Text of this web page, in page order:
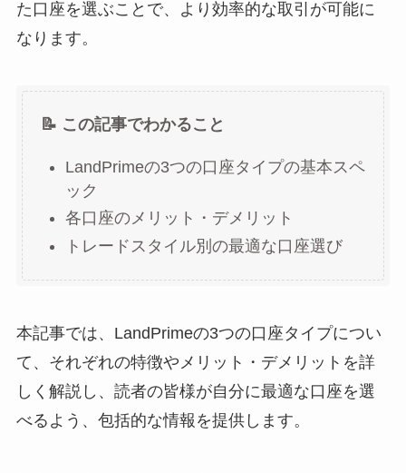
た口座を選ぶことで、より効率的な取引が可能に
なります。
📝 この記事でわかること
LandPrimeの3つの口座タイプの基本スペ
ック
各口座のメリット・デメリット
トレードスタイル別の最適な口座選び
本記事では、LandPrimeの3つの口座タイプについ
て、それぞれの特徴やメリット・デメリットを詳
しく解説し、読者の皆様が自分に最適な口座を選
べるよう、包括的な情報を提供します。